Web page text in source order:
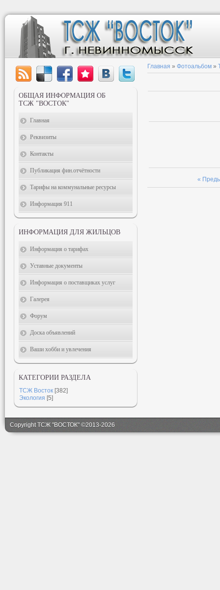
Главная » Фотоальбом »
«
ОБЩАЯ ИНФОРМАЦИЯ ОБ
ТСЖ "ВОСТОК"
Главная
Реквизиты
Контакты
Публикация фин.отчётности
Тарифы на коммунальные ресурсы
Информация 911
ИНФОРМАЦИЯ ДЛЯ ЖИЛЬЦОВ
Информация о тарифах
Уставные документы
Информация о поставщиках услуг
Галерея
Форум
Доска объявлений
Ваши хобби и увлечения
КАТЕГОРИИ РАЗДЕЛА
ТСЖ Восток [382]
Экология [5]
Copyright ТСЖ "ВОСТОК" ©2013-2026